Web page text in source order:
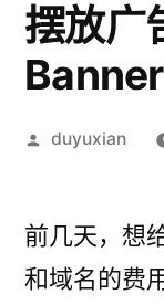
摆放
发
duyuxian
前几天，想
和域名的费